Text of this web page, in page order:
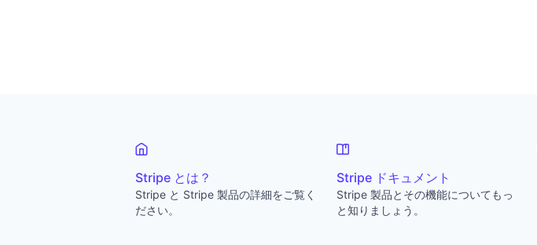
Stripe とは？
Stripe と Stripe 製品の詳細をご覧く
ださい。
Stripe ドキュメント
Stripe 製品とその機能についてもっ
と知りましょう。